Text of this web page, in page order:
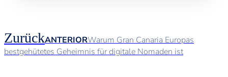
ZurückANTERIORWarum Gran Canaria Europas
bestgehütetes Geheimnis für digitale Nomaden ist